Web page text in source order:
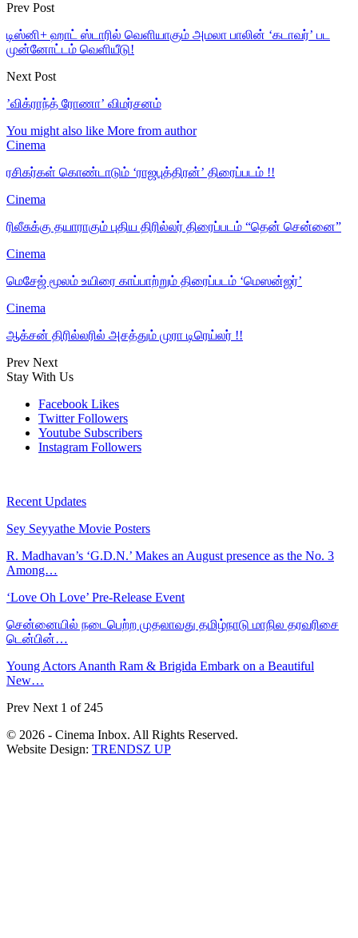
Prev Post
டிஸ்னி+ ஹாட் ஸ்டாரில் வெளியாகும் அமலா பாலின் ‘கடாவர்’ பட
முன்னோட்டம் வெளியீடு!
Next Post
’விக்ராந்த் ரோணா’ விமர்சனம்
You might also like More from author
Cinema
ரசிகர்கள் கொண்டாடும் ‘ராஜபுத்திரன்’ திரைப்படம் !!
Cinema
ரிலீசுக்கு தயாராகும் புதிய திரில்லர் திரைப்படம் “தென் சென்னை”
Cinema
மெசேஜ் மூலம் உயிரை காப்பாற்றும் திரைப்படம் ‘மெஸன்ஜர்’
Cinema
ஆக்சன் திரில்லரில் அசத்தும் முரா டிரெய்லர் !!
Prev Next
Stay With Us
Facebook Likes
Twitter Followers
Youtube Subscribers
Instagram Followers
Recent Updates
Sey Seyyathe Movie Posters
R. Madhavan’s ‘G.D.N.’ Makes an August presence as the No. 3
Among…
‘Love Oh Love’ Pre-Release Event
சென்னையில் நடைபெற்ற முதலாவது தமிழ்நாடு மாநில தரவரிசை
டென்பின்…
Young Actors Ananth Ram & Brigida Embark on a Beautiful
New…
Prev Next 1 of 245
© 2026 - Cinema Inbox. All Rights Reserved.
Website Design: TRENDSZ UP